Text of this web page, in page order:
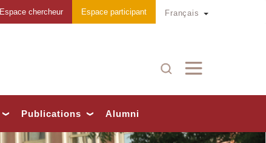
Français Toggle
Espace chercheur Espace participant
Publications Alumni